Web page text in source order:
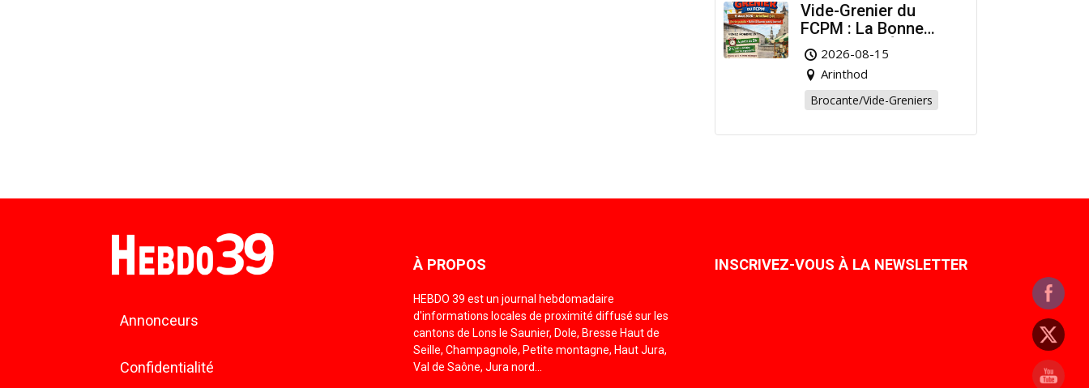
Vide-Grenier du
FCPM : La Bonne
Affaire de l’Été à
Arinthod !
2026-08-15
Arinthod
Brocante/Vide-Greniers